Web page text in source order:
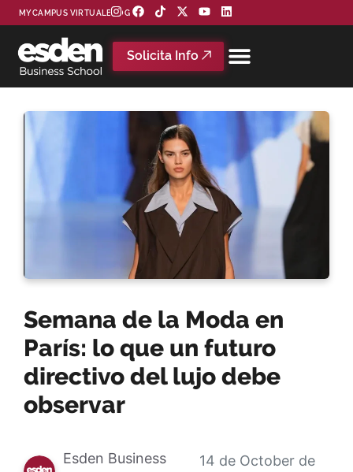
MYCAMPUS VIRTUAL BLOG
Solicita Info
Semana de la Moda en
París: lo que un futuro
directivo del lujo debe
observar
Esden Business
14 de October de